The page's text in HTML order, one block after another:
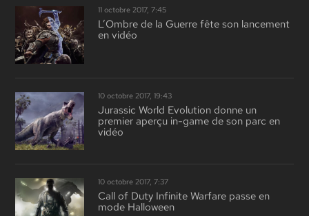
11 octobre 2017, 7:45
L’Ombre de la Guerre fête son lancement
en vidéo
10 octobre 2017, 19:43
Jurassic World Evolution donne un
premier aperçu in-game de son parc en
vidéo
10 octobre 2017, 7:37
Call of Duty Infinite Warfare passe en
mode Halloween